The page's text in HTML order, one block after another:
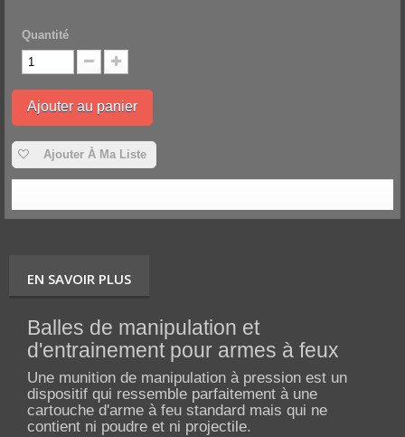
Quantité
Ajouter au panier
Ajouter À Ma Liste
EN SAVOIR PLUS
Balles de manipulation et
d'entrainement pour armes à feux
Une munition de manipulation à pression est un
dispositif qui ressemble parfaitement à une
cartouche d'arme à feu standard mais qui ne
contient ni poudre et ni projectile.